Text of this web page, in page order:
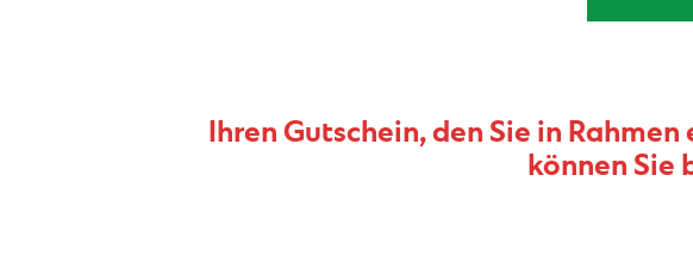
Ihren Gutschein, den Sie in
können Sie